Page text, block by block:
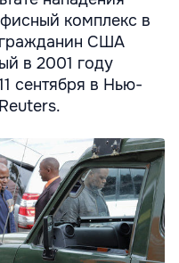
комплекс в
США
в 2001 году
сентября в Нью-